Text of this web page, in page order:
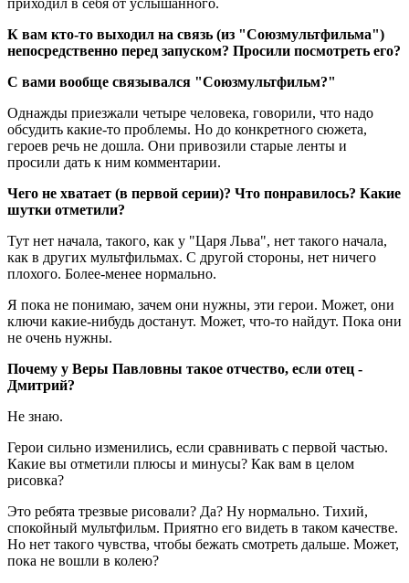
приходил в себя от услышанного.
К вам кто-то выходил на связь (из "Союзмультфильма")
непосредственно перед запуском? Просили посмотреть его?
С вами вообще связывался "Союзмультфильм?"
Однажды приезжали четыре человека, говорили, что надо
обсудить какие-то проблемы. Но до конкретного сюжета,
героев речь не дошла. Они привозили старые ленты и
просили дать к ним комментарии.
Чего не хватает (в первой серии)? Что понравилось? Какие
шутки отметили?
Тут нет начала, такого, как у "Царя Льва", нет такого начала,
как в других мультфильмах. С другой стороны, нет ничего
плохого. Более-менее нормально.
Я пока не понимаю, зачем они нужны, эти герои. Может, они
ключи какие-нибудь достанут. Может, что-то найдут. Пока они
не очень нужны.
Почему у Веры Павловны такое отчество, если отец -
Дмитрий?
Не знаю.
Герои сильно изменились, если сравнивать с первой частью.
Какие вы отметили плюсы и минусы? Как вам в целом
рисовка?
Это ребята трезвые рисовали? Да? Ну нормально. Тихий,
спокойный мультфильм. Приятно его видеть в таком качестве.
Но нет такого чувства, чтобы бежать смотреть дальше. Может,
пока не вошли в колею?